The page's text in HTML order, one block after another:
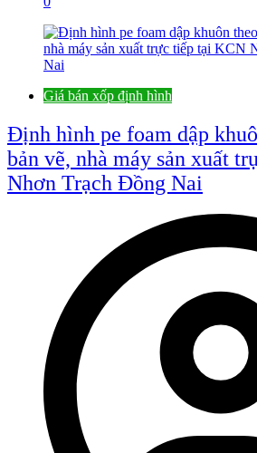
Giá bán xốp định hình
Định hình pe foam dập
bản vẽ, nhà máy sản xuất
Nhơn Trạch Đồng Nai